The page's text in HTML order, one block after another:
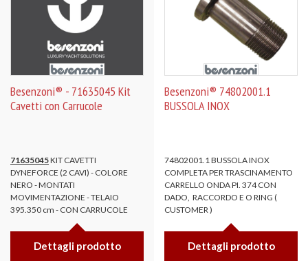
Besenzoni® - 71635045 Kit
Cavetti con Carrucole
71635045KIT CAVETTI
DYNEFORCE (2 CAVI) - COLORE
NERO - MONTATI
MOVIMENTAZIONE - TELAIO
395.350 cm - CON CARRUCOLE
Dettagli prodotto
Besenzoni® 74802001.1
BUSSOLA INOX
74802001.1 BUSSOLA INOX
COMPLETA PER TRASCINAMENTO
CARRELLO ONDA PI. 374 CON
DADO, RACCORDO E O RING (
CUSTOMER )
Dettagli prodotto